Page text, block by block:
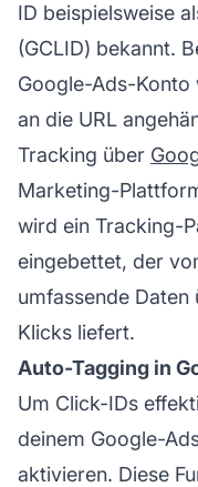
ID beispielsweise
(GCLID) bekannt.
Google-Ads-Konto
an die URL
Tracking über
Marketing-
wird ein Tracking-
eingebettet, der
umfassende
Klicks liefert.
Auto-Tagging in
Um Click-IDs
deinem Google-
aktivieren. Diese